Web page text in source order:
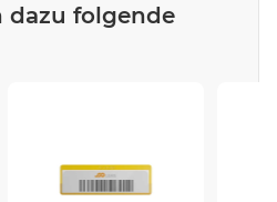
dazu folgende